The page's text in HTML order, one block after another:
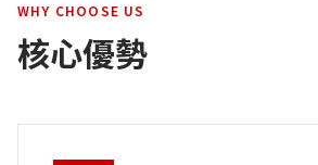
WHY CHOOSE US
核心優勢